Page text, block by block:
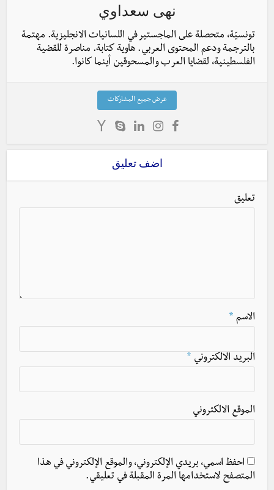
نهى سعداوي
تونسيّة، متحصلة على الماجستير في اللسانيات الانجليزية. مهتمة
بالترجمة ودعم المحتوى العربي. هاوية كتابة. مناصرة للقضية
الفلسطينية، لقضايا العرب والمسحوقين أينما كانوا.
عرض جميع المشاركات
اضف تعليق
تعليق
الاسم *
البريد الالكتروني *
الموقع الالكتروني
احفظ اسمي، بريدي الإلكتروني، والموقع الإلكتروني في هذا
المتصفح لاستخدامها المرة المقبلة في تعليقي.